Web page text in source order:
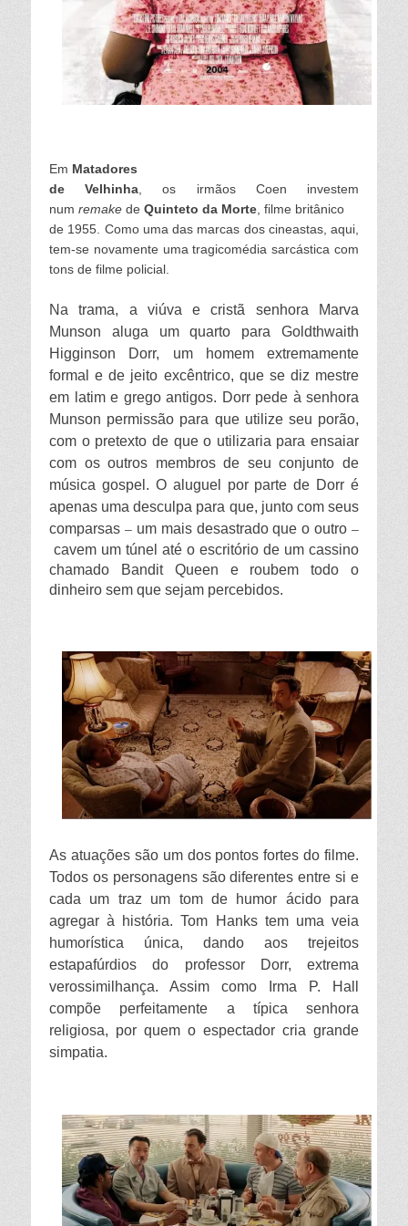
Em Matadores
de Velhinha , os irmãos Coen investem
num remake de Quinteto da Morte , filme britânico
de 1955. Como uma das marcas dos cineastas, aqui,
tem-se novamente uma tragicomédia sarcástica com
tons de filme policial.
Na trama, a viúva e cristã senhora Marva
Munson aluga um quarto para Goldthwaith
Higginson Dorr, um homem extremamente
formal e de jeito excêntrico, que se diz mestre
em latim e grego antigos. Dorr pede à senhora
Munson permissão para que utilize seu porão,
com o pretexto de que o utilizaria para ensaiar
com os outros membros de seu conjunto de
música gospel. O aluguel por parte de Dorr é
apenas uma desculpa para que, junto com seus
comparsas –um mais desastrado que o outro –
cavem um túnel até o escritório de um cassino
chamado Bandit Queen e roubem todo o
dinheiro sem que sejam percebidos.
As atuações são um dos pontos fortes do filme.
Todos os personagens são diferentes entre si e
cada um traz um tom de humor ácido para
agregar à história. Tom Hanks tem uma veia
humorística única, dando aos trejeitos
estapafúrdios do professor Dorr, extrema
verossimilhança. Assim como Irma P. Hall
compõe perfeitamente a típica senhora
religiosa, por quem o espectador cria grande
simpatia.